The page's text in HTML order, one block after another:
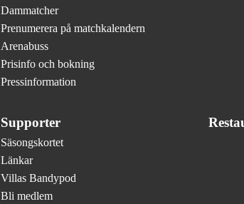
Dammatcher
Prenumerera på matchkalendern
Arenabuss
Prisinfo och bokning
Pressinformation
Supporter
Säsongskortet
Länkar
Villas Bandypod
Bli medlem